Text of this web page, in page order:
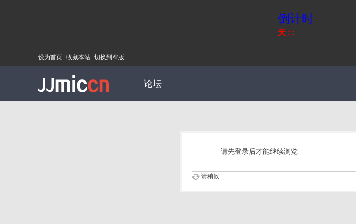
倒计时
天 : :
设为首页 收藏本站 切换到窄版
论坛
请先登录后才能继续浏览
请稍候...